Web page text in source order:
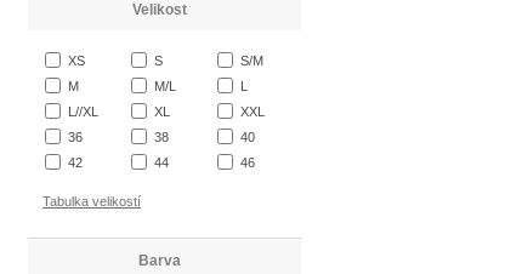
Velikost
XS S
S/M
M
M/L
L
L//XL
XL
XXL
36
38
40
42
44 46
Tabulka velikostí
Barva